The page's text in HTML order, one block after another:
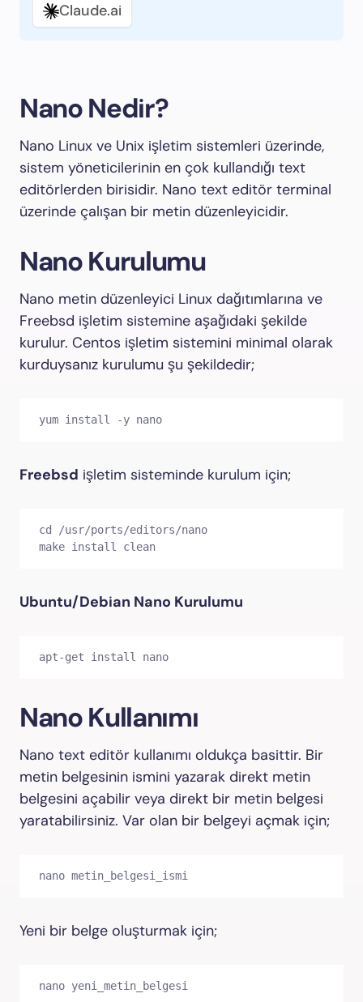
Claude.ai
Nano Nedir?
Nano Linux ve Unix işletim sistemleri üzerinde,
sistem yöneticilerinin en çok kullandığı text
editörlerden birisidir. Nano text editör terminal
üzerinde çalışan bir metin düzenleyicidir.
Nano Kurulumu
Nano metin düzenleyici Linux dağıtımlarına ve
Freebsd işletim sistemine aşağıdaki şekilde
kurulur. Centos işletim sistemini minimal olarak
kurduysanız kurulumu şu şekildedir;
yum install -y nano
Freebsd işletim sisteminde kurulum için;
cd /usr/ports/editors/nano
make install clean
Ubuntu/Debian Nano Kurulumu
apt-get install nano
Nano Kullanımı
Nano text editör kullanımı oldukça basittir. Bir
metin belgesinin ismini yazarak direkt metin
belgesini açabilir veya direkt bir metin belgesi
yaratabilirsiniz. Var olan bir belgeyi açmak için;
nano metin_belgesi_ismi
Yeni bir belge oluşturmak için;
nano yeni_metin_belgesi